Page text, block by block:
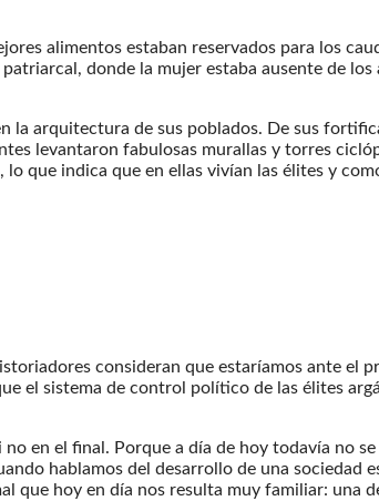
alimentos estaban reservados para los
donde la mujer estaba ausente de
arquitectura de sus poblados. De sus
levantaron fabulosas murallas y torres
que indica que en ellas vivían las élites y
consideran que estaríamos ante el
el sistema de control político de las élites
en el final. Porque a día de hoy todavía no
hablamos del desarrollo de una sociedad
que hoy en día nos resulta muy familiar: una